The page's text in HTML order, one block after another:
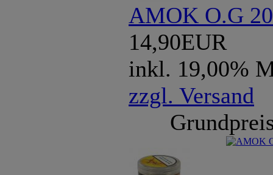
AMOK O.G
14,90EUR
inkl. 19,00%
zzgl. Versand